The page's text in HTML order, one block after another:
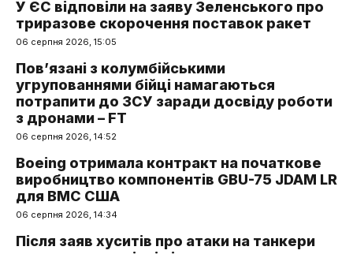
У ЄС відповіли на заяву Зеленського про
триразове скорочення поставок ракет
06 серпня 2026, 15:05
Пов’язані з колумбійськими
угрупованнями бійці намагаються
потрапити до ЗСУ заради досвіду роботи
з дронами – FT
06 серпня 2026, 14:52
Boeing отримала контракт на початкове
виробництво компонентів GBU-75 JDAM LR
для ВМС США
06 серпня 2026, 14:34
Після заяв хуситів про атаки на танкери